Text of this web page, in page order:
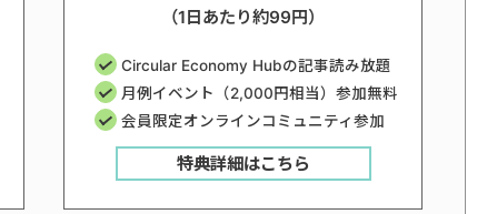
（1日あたり約99円）
Circular Economy Hubの記事読み放題
月例イベント（2,000円相当）参加無料
会員限定オンラインコミュニティ参加
特典詳細はこちら